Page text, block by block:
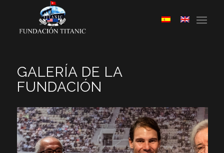
GALERÍA DE LA
FUNDACIÓN